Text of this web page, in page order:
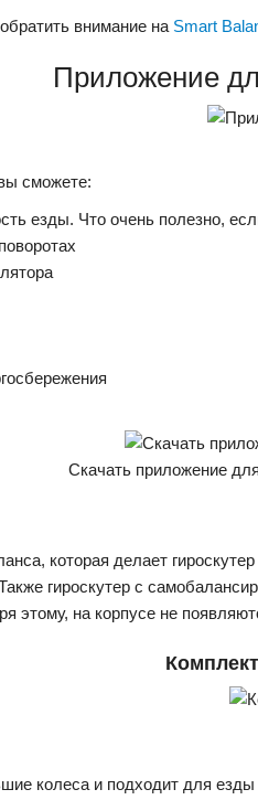
внимание на Smart
Приложение
сможете:
езды. Что очень полезно,
Скачать приложение
которая делает
гироскутер с
этому, на корпусе не
колеса и подходит для